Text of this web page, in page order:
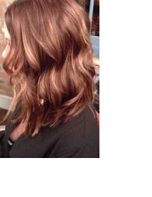
Стильные стрижки
Стрижка со слоями